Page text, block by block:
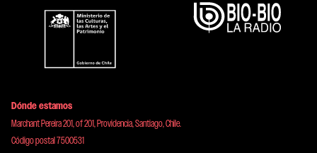
Dónde estamos
Marchant Pereira 201, of 201, Providencia, Santiago, Chile.
Código postal 7500531